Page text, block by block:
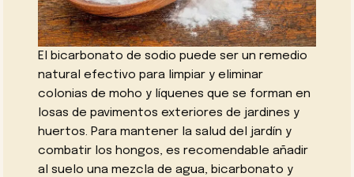
El bicarbonato de sodio puede ser un remedio
natural efectivo para limpiar y eliminar
colonias de moho y líquenes que se forman en
losas de pavimentos exteriores de jardines y
huertos. Para mantener la salud del jardín y
combatir los hongos, es recomendable añadir
al suelo una mezcla de agua, bicarbonato y